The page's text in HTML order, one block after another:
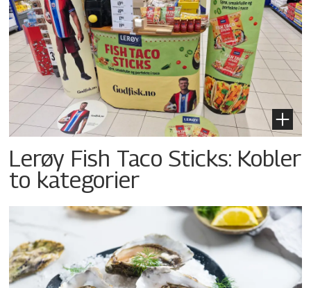
Lerøy Fish Taco Sticks: Kobler
to kategorier